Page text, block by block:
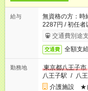
給与
無資格の方：時
2287円 / 初任
日収例：1万
交通費別途
交通費 全額支
勤務地
東京都八王子市
八王子駅 / 八
介護施設 ★